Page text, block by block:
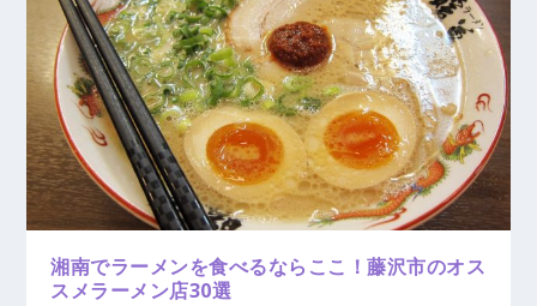
湘南でラーメンを食べるならここ！藤沢市のオス
スメラーメン店30選